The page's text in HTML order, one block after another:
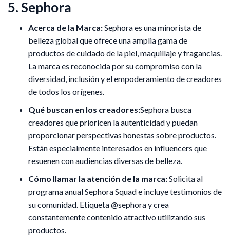
5. Sephora
Acerca de la Marca:Sephora es una minorista de
belleza global que ofrece una amplia gama de
productos de cuidado de la piel, maquillaje y fragancias.
La marca es reconocida por su compromiso con la
diversidad, inclusión y el empoderamiento de creadores
de todos los orígenes.
Qué buscan en los creadores:Sephora busca
creadores que prioricen la autenticidad y puedan
proporcionar perspectivas honestas sobre productos.
Están especialmente interesados en influencers que
resuenen con audiencias diversas de belleza.
Cómo llamar la atención de la marca:Solicita al
programa anual Sephora Squad e incluye testimonios de
su comunidad. Etiqueta @sephora y crea
constantemente contenido atractivo utilizando sus
productos.